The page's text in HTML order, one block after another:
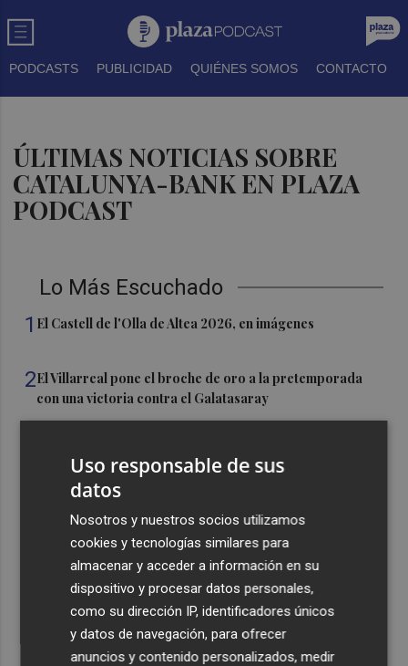
PODCASTS PUBLICIDAD QUIÉNES SOMOS CONTACTO
ÚLTIMAS NOTICIAS SOBRE
CATALUNYA-BANK EN PLAZA
PODCAST
Lo Más Escuchado
1 El Castell de l'Olla de Altea 2026, en imágenes
2El Villarreal pone el broche de oro a la pretemporada
con una victoria contra el Galatasaray
El once del Valencia CF para el último Trofeu Taronja de
Aemet prevé peligro de incendios "muy alto" o
"extremo" en la mayor parte de la Península y Baleares
el día del eclipse
Uso responsable de sus
datos
Nosotros y nuestros socios utilizamos
cookies y tecnologías similares para
almacenar y acceder a información en su
dispositivo y procesar datos personales,
como su dirección IP, identificadores únicos
y datos de navegación, para ofrecer
anuncios y contenido personalizados, medir